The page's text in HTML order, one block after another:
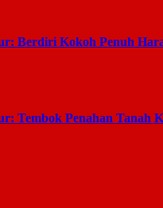
Berdiri Kokoh Penuh
Tembok Penahan Tanah